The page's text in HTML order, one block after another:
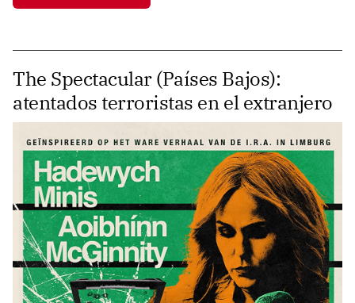
The Spectacular (Países Bajos):
atentados terroristas en el extranjero